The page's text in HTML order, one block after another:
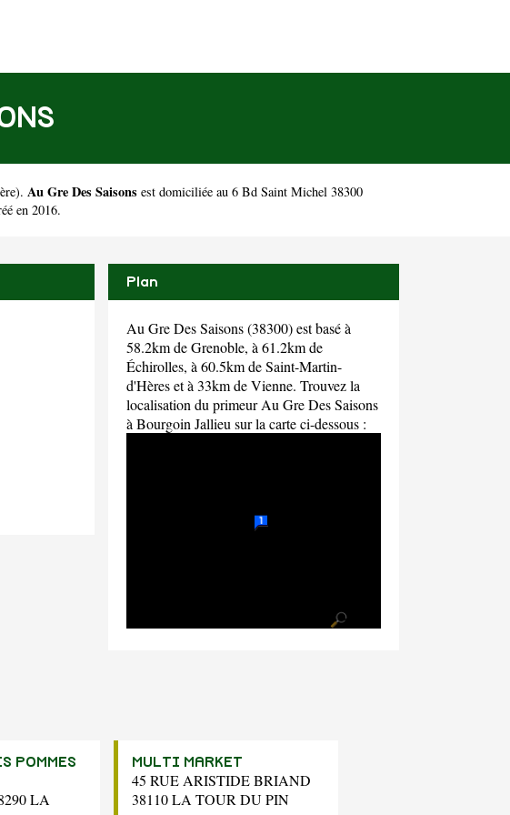
). Au Gre Des Saisons est domiciliée au 6 Bd Saint Michel 38300
en 2016.
Plan
Au Gre Des Saisons (38300) est basé à
58.2km de Grenoble, à 61.2km de
Échirolles, à 60.5km de Saint-Martin-
d'Hères et à 33km de Vienne. Trouvez la
localisation du primeur Au Gre Des Saisons
à Bourgoin Jallieu sur la carte ci-dessous :
POMMES
LA
MULTI MARKET
45 RUE ARISTIDE BRIAND
38110 LA TOUR DU PIN